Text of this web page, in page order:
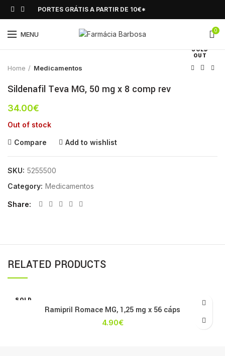
PORTES GRÁTIS A PARTIR DE 10€*
MENU 0
SOLD
OUT
Click to enlarge
Home Medicamentos
Sildenafil Teva MG, 50 mg x 8 comp rev
34.00€
Out of stock
Compare Add to wishlist
SKU: 5255500
Category: Medicamentos
Share
RELATED PRODUCTS
SOLD
Ramipril Romace MG, 1,25 mg x 56 cáps
4.90€